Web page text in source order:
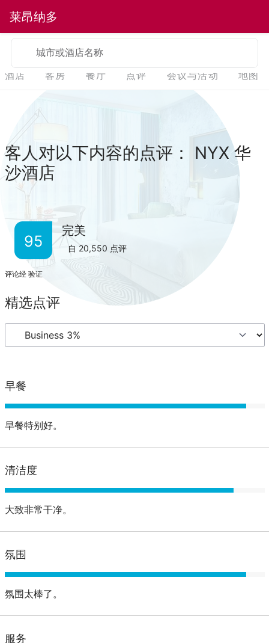
莱昂纳多
城市或酒店名称
酒店 客房 餐厅 点评 会议与活动 地图
客人对以下内容的点评： NYX 华
沙酒店
95
完美
自 20,550 点评
评论经 验证
精选点评
早餐
早餐特别好。
清洁度
大致非常干净。
氛围
氛围太棒了。
服务